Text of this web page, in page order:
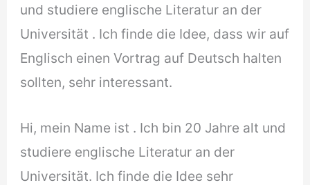
und studiere englische Literatur an der
Universität . Ich finde die Idee, dass wir auf
Englisch einen Vortrag auf Deutsch halten
sollten, sehr interessant.
Hi, mein Name ist . Ich bin 20 Jahre alt und
studiere englische Literatur an der
Universität. Ich finde die Idee sehr